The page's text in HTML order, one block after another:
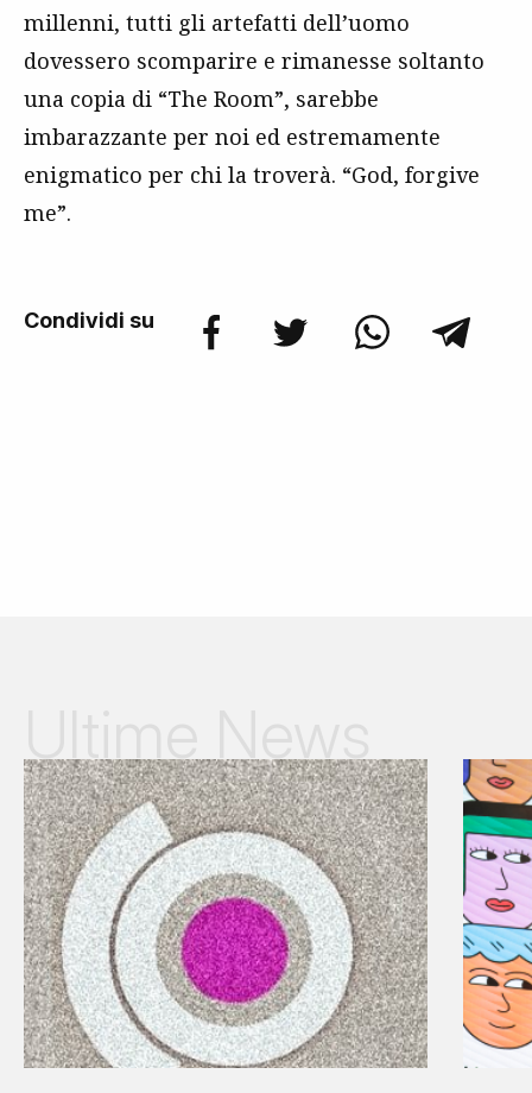
millenni, tutti gli artefatti dell’uomo
dovessero scomparire e rimanesse soltanto
una copia di “The Room”, sarebbe
imbarazzante per noi ed estremamente
enigmatico per chi la troverà. “God, forgive
me”.
Condividi su